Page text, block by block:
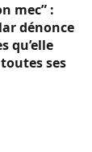
mec” :
dénonce
qu’elle
ses